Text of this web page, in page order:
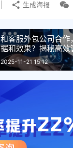
生成海报
和客服外包公司合
据和效果？揭秘高
2025-11-21 15:12